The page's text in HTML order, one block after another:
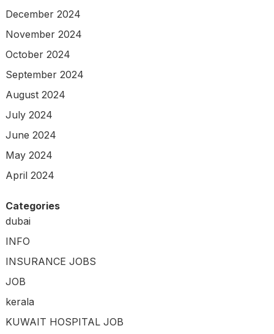
December 2024
November 2024
October 2024
September 2024
August 2024
July 2024
June 2024
May 2024
April 2024
Categories
dubai
INFO
INSURANCE JOBS
JOB
kerala
KUWAIT HOSPITAL JOB